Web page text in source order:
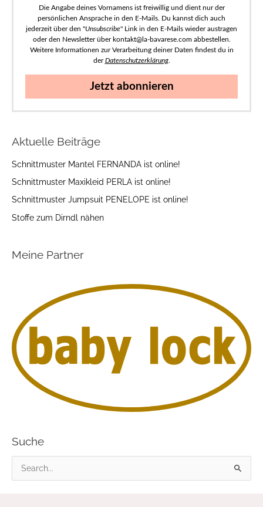
Die Angabe deines Vornamens ist freiwillig und dient nur der
persönlichen Ansprache in den E-Mails. Du kannst dich auch
jederzeit über den "Unsubscribe" Link in den E-Mails wieder austragen
oder den Newsletter über kontakt@la-bavarese.com abbestellen.
Weitere Informationen zur Verarbeitung deiner Daten findest du in
derDatenschutzerklärung.
Jetzt abonnieren
Aktuelle Beiträge
Schnittmuster Mantel FERNANDA ist online!
Schnittmuster Maxikleid PERLA ist online!
Schnittmuster Jumpsuit PENELOPE ist online!
Stoffe zum Dirndl nähen
Meine Partner
Suche